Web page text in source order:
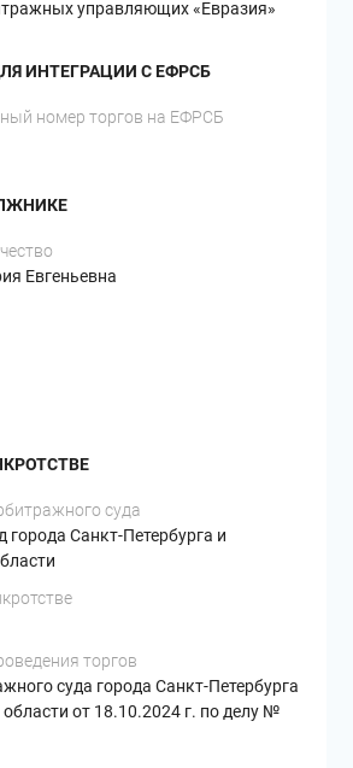
управляющих «Евразия»
ИНТЕГРАЦИИ С ЕФРСБ
номер торгов на ЕФРСБ
Евгеньевна
суда
Санкт-Петербурга и
торгов
суда города Санкт-Петербурга
от 18.10.2024 г. по делу №